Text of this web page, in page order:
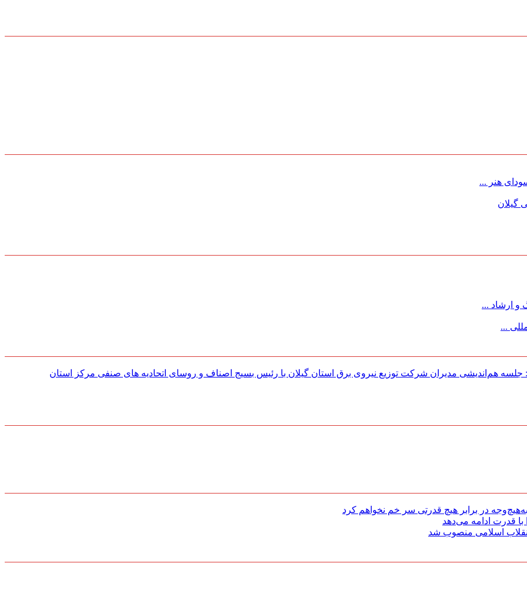
هنر ...
گیلان
و ارشاد ...
...
هم‌اندیشی مدیران شركت توزیع نیروی برق استان گیلان با رئیس بسیج اصناف و روسای اتحادیه های صنفی مركز استان
در برابر هیچ قدرتی سر خم نخواهم کرد
قدرت ادامه می‌دهد
انقلاب اسلامی منصوب شد